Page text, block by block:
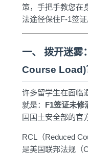
策，手把手教您在
法途径保住F-1签证
一、 拨开迷雾
Course Load)
许多留学生在面临
就是： F1签证未修
国国土安全部的官
RCL（Reduced
是美国联邦法规（